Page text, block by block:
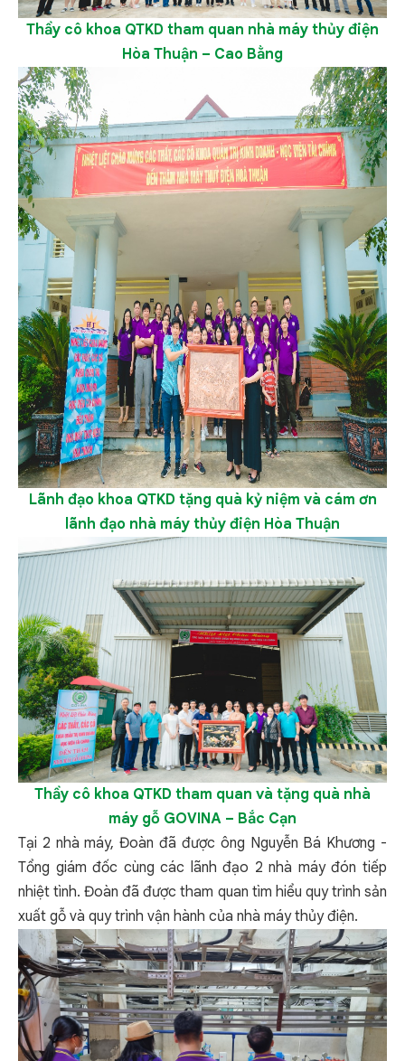
Thầy cô khoa QTKD tham quan nhà máy thủy điện
Hòa Thuận – Cao Bằng
Lãnh đạo khoa QTKD tặng quà kỷ niệm và cám ơn
lãnh đạo nhà máy thủy điện Hòa Thuận
Thầy cô khoa QTKD tham quan và tặng quà n hà
máy gỗ GOVINA – Bắc Cạn
Tại 2 nhà máy, Đoàn đã được ông Nguyễn Bá Khương -
Tổng giám đốc cùng các lãnh đạo 2 nhà máy đón tiếp
nhiệt tình. Đoàn đã được tham quan tìm hiểu quy trình sản
xuất gỗ và quy trình vận hành của nhà máy thủy điện.